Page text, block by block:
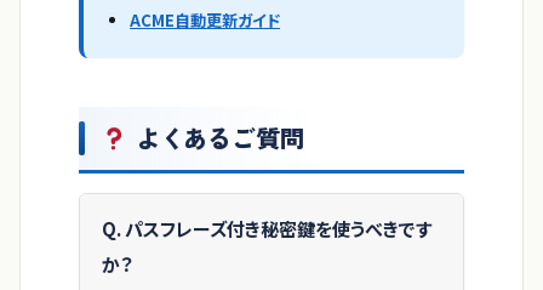
ACME自動更新ガイド
よくあるご質問
Q. パスフレーズ付き秘密鍵を使うべきです
か？